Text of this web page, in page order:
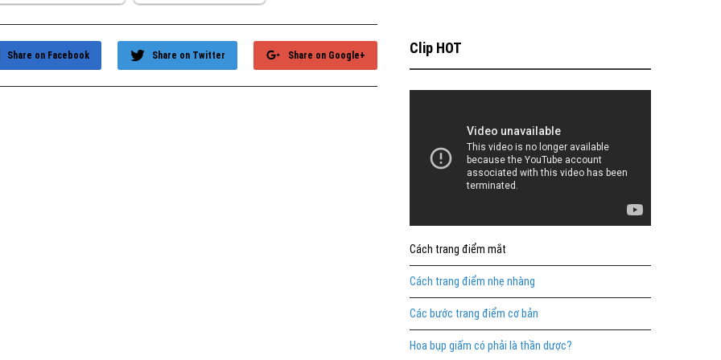
Share on Google+
Share on Twitter
Share on Facebook Clip HOT
Cách trang điểm mắt
Cách trang điểm nhẹ nhàng
Các bước trang điểm cơ bản
Hoa bụp giấm có phải là thần dược?